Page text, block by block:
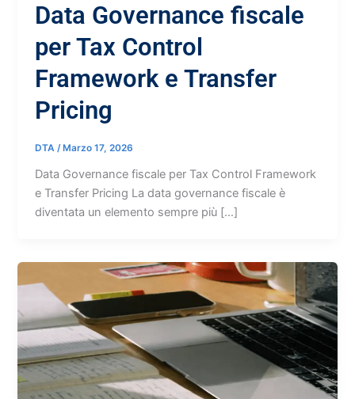
Data Governance fiscale
per Tax Control
Framework e Transfer
Pricing
DTA/ Marzo 17, 2026
Data Governance fiscale per Tax Control Framework
e Transfer Pricing La data governance fiscale è
diventata un elemento sempre più […]